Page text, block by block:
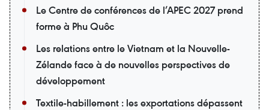
Le Centre de conférences de l’APEC 2027 prend
forme à Phu Quôc
Les relations entre le Vietnam et la Nouvelle-
Zélande face à de nouvelles perspectives de
développement
Textile-habillement : les exportations dépassent